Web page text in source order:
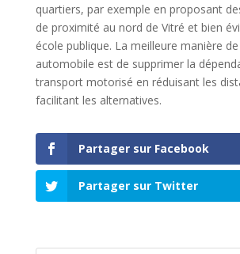
quartiers, par exemple en proposant
de proximité au nord de Vitré et bien
école publique. La meilleure manière
automobile est de supprimer la
transport motorisé en réduisant les
facilitant les alternatives.
Partager sur Facebook
Partager sur Twitter